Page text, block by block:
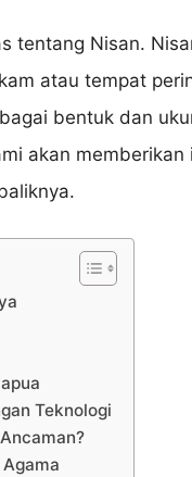
tentang Nisan.
atau tempat
bentuk dan
akan
Teknologi